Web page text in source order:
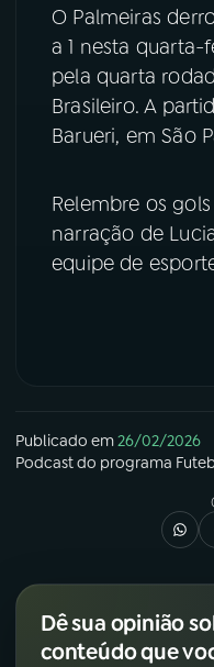
07ÚLTIMAS
FESTIVAL DE
YouTube
Instagram
O Palmeiras
a 1 nesta
pela quarta
Brasileiro. A
Barueri, em São
Relembre os
narração de
equipe de
Publicado em26/02/2026
Podcastdo programa
Dê sua opinião
conteúdo que